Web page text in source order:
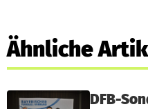
Ähnliche
DFB-